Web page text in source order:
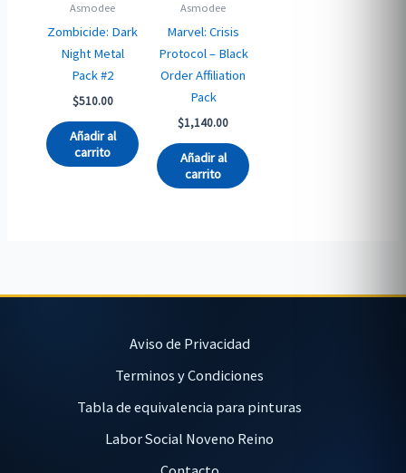
Asmodee
Zombicide: Dark
Night Metal
Pack #2
$510.00
Añadir al
carrito
Asmodee
Marvel: Crisis
Protocol – Black
Order Affiliation
Pack
$1,140.00
Añadir al
carrito
Aviso de Privacidad
Terminos y Condiciones
Tabla de equivalencia para pinturas
Labor Social Noveno Reino